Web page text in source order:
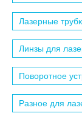
Лазерные
Линзы для
Поворотное
Разное для